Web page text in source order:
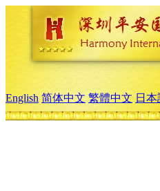
English 简体中文 繁體中文 日本